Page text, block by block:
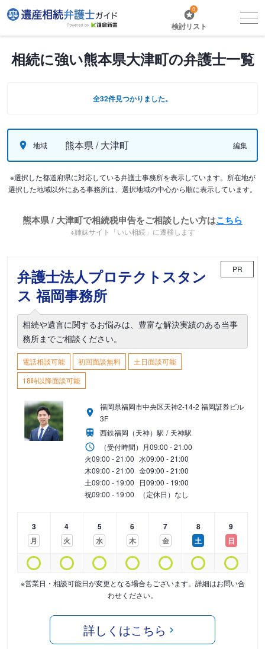
0
検討リスト
相続に強い熊本県大津町の弁護士一覧
全32件見つかりました。
地域 熊本県 / 大津町 編集
※選択した都道府県に対応している弁護士事務所を表示しています。所在地が
選択した地域以外にある事務所は、選択地域の中心から順に表示しています。
熊本県 / 大津町で相続税申告をご相談したい方はこちら
※姉妹サイト「いい相続」に遷移します
弁護士法人プロテクトスタン
ス 福岡事務所
PR
相続や遺言に関するお悩みは、豊富な解決実績のある当事
務所までご相談ください。
電話相談可能 初回面談無料
土日面談可能
18時以降面談可能
福岡県福岡市中央区天神2-14-2 福岡証券ビル
3F
西鉄福岡（天神）駅
天神駅
（受付時間） 月09:00 - 21:00
火09:00 - 21:00 水09:00 - 21:00
木09:00 - 21:00 金09:00 - 21:00
土09:00 - 19:00 日09:00 - 19:00
祝09:00 - 19:00 （定休日）なし
3
月
4
火
5
水
6
木
7
金
8
土
9
日
※営業日・相談可能日が変更となる場合もございます。詳細はお問い合
わせください。
詳しくはこちら